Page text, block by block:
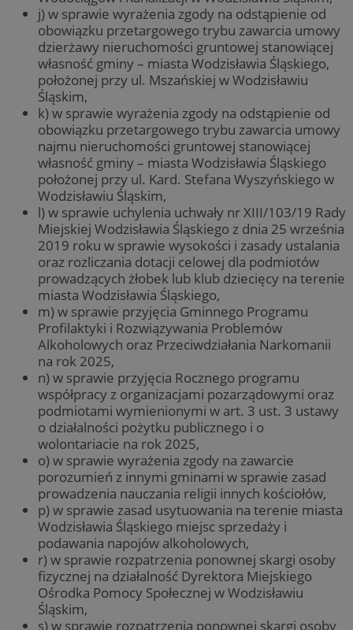
j) w sprawie wyrażenia zgody na odstąpienie od
obowiązku przetargowego trybu zawarcia umowy
dzierżawy nieruchomości gruntowej stanowiącej
własność gminy – miasta Wodzisławia Śląskiego,
położonej przy ul. Mszańskiej w Wodzisławiu
Śląskim,
k) w sprawie wyrażenia zgody na odstąpienie od
obowiązku przetargowego trybu zawarcia umowy
najmu nieruchomości gruntowej stanowiącej
własność gminy – miasta Wodzisławia Śląskiego
położonej przy ul. Kard. Stefana Wyszyńskiego w
Wodzisławiu Śląskim,
l) w sprawie uchylenia uchwały nr XIII/103/19 Rady
Miejskiej Wodzisławia Śląskiego z dnia 25 września
2019 roku w sprawie wysokości i zasady ustalania
oraz rozliczania dotacji celowej dla podmiotów
prowadzących żłobek lub klub dziecięcy na terenie
miasta Wodzisławia Śląskiego,
m) w sprawie przyjęcia Gminnego Programu
Profilaktyki i Rozwiązywania Problemów
Alkoholowych oraz Przeciwdziałania Narkomanii
na rok 2025,
n) w sprawie przyjęcia Rocznego programu
współpracy z organizacjami pozarządowymi oraz
podmiotami wymienionymi w art. 3 ust. 3 ustawy
o działalności pożytku publicznego i o
wolontariacie na rok 2025,
o) w sprawie wyrażenia zgody na zawarcie
porozumień z innymi gminami w sprawie zasad
prowadzenia nauczania religii innych kościołów,
p) w sprawie zasad usytuowania na terenie miasta
Wodzisławia Śląskiego miejsc sprzedaży i
podawania napojów alkoholowych,
r) w sprawie rozpatrzenia ponownej skargi osoby
fizycznej na działalność Dyrektora Miejskiego
Ośrodka Pomocy Społecznej w Wodzisławiu
Śląskim,
s) w sprawie rozpatrzenia ponownej skargi osoby